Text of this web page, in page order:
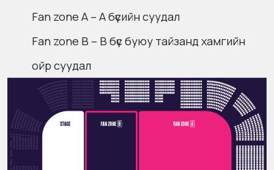
Fan zone A – А бүсийн суудал
Fan zone B – В бүс буюу тайзанд хамгийн
ойр суудал